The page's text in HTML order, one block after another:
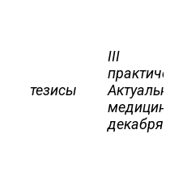
тезисы
III